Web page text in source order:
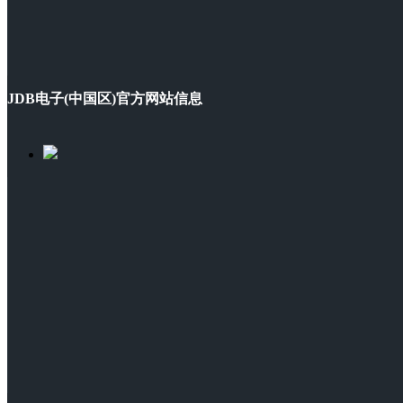
JDB电子(中国区)官方网站信息